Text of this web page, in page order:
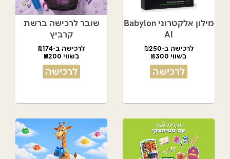
מילון אלקטרוני Babylon
AI
לרכישה ב-₪250
בשווי ₪300
לרכישה
שובר לרכישה ברשת
קרביץ
לרכישה ב-₪174
בשווי ₪200
לרכישה